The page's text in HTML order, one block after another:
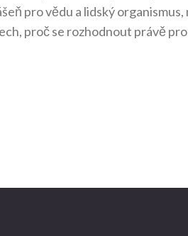
pro vědu a lidský organismus,
proč se rozhodnout právě